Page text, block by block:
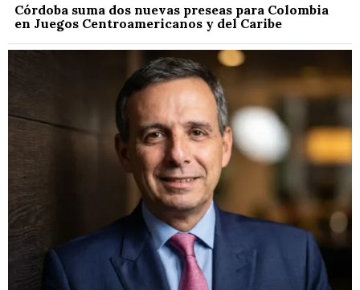
Córdoba suma dos nuevas preseas para Colombia
en Juegos Centroamericanos y del Caribe